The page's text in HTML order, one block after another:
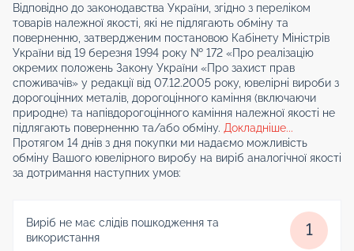
Відповідно до законодавства України, згідно з переліком
товарів належної якості, які не підлягають обміну та
поверненню, затвердженим постановою Кабінету Міністрів
України від 19 березня 1994 року № 172 «Про реалізацію
окремих положень Закону України «Про захист прав
споживачів» у редакції від 07.12.2005 року, ювелірні вироби з
дорогоцінних металів, дорогоцінного каміння (включаючи
природне) та напівдорогоцінного каміння належної якості не
підлягають поверненню та/або обміну. Докладніше...
Протягом 14 днів з дня покупки ми надаємо можливість
обміну Вашого ювелірного виробу на виріб аналогічної якості
за дотримання наступних умов:
Виріб не має слідів пошкодження та
використання
1